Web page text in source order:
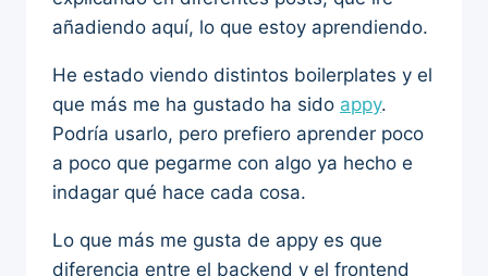
añadiendo aquí, lo que estoy aprendiendo.
He estado viendo distintos boilerplates y el
que más me ha gustado ha sido appy.
Podría usarlo, pero prefiero aprender poco
a poco que pegarme con algo ya hecho e
indagar qué hace cada cosa.
Lo que más me gusta de appy es que
diferencia entre el backend y el frontend